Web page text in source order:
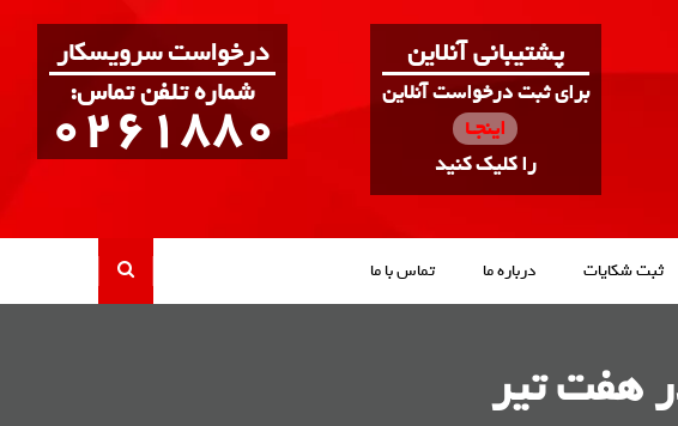
پشتیبانی آنلاین
برای ثبت درخواست آنلاین
اینجـا
را کلیک کنید
درخواست سرویسکار
:شماره تلفن تماس
0261880
ثبت شکایات درباره ما تماس با ما
هفت تیر